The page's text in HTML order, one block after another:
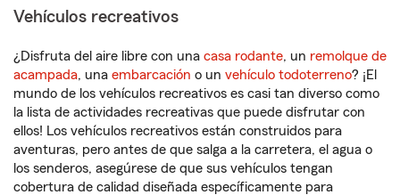
Vehículos recreativos
¿Disfruta del aire libre con una casa rodante, un remolque de
acampada, una embarcación o un vehículo todoterreno? ¡El
mundo de los vehículos recreativos es casi tan diverso como
la lista de actividades recreativas que puede disfrutar con
ellos! Los vehículos recreativos están construidos para
aventuras, pero antes de que salga a la carretera, el agua o
los senderos, asegúrese de que sus vehículos tengan
cobertura de calidad diseñada específicamente para